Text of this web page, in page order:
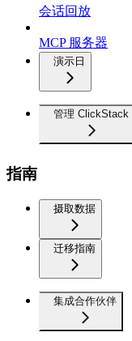
会话回放
MCP 服务器
演示日
管理 ClickStack
指南
摄取数据
迁移指南
集成合作伙伴